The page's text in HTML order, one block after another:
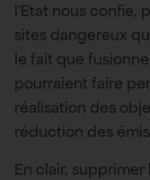
l’Etat nous confie,
sites dangereux
le fait que
pourraient faire
réalisation des
réduction des
En clair,